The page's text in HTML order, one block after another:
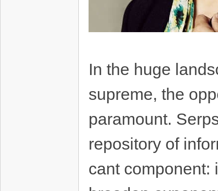
In the huge
supreme, the
paramount.
repository of
cant component: